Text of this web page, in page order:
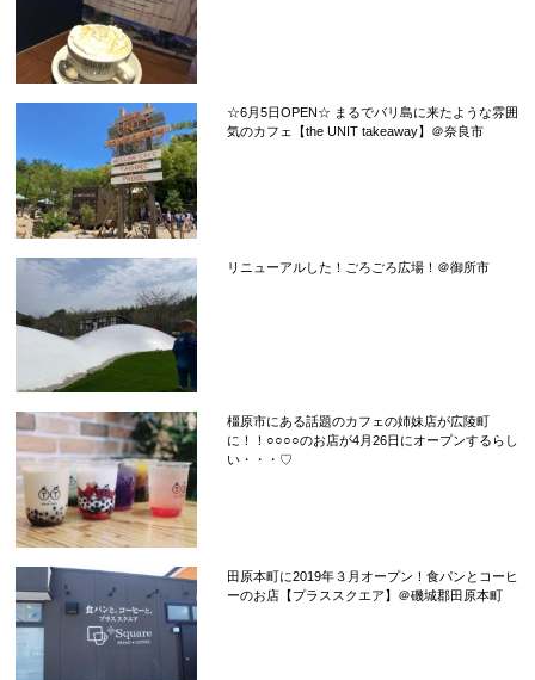
☆6月5日OPEN☆ まるでバリ島に来たような雰囲
気のカフェ【the UNIT takeaway】＠奈良市
リニューアルした！ごろごろ広場！＠御所市
橿原市にある話題のカフェの姉妹店が広陵町
に！！○○○○のお店が4月26日にオープンするらし
い・・・♡
田原本町に2019年３月オープン！食パンとコーヒ
ーのお店【プラススクエア】＠磯城郡田原本町